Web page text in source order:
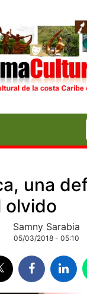
una
olvido
Samny Sarabia
05/03/2018 - 05:10